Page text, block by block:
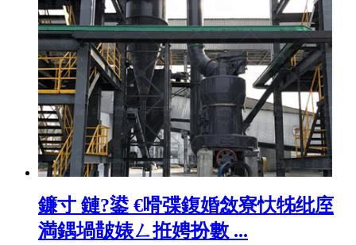
鐮寸 鏈?鍙 €嗗弽鍑婚敜寮忕牬纰庢
満鍝堝皵婊ㄥ拰娉扮數 ...